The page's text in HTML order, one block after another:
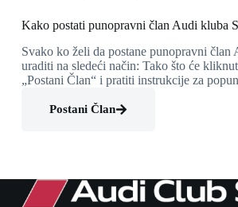
Kako postati punopravni član Audi kluba
Svako ko želi da postane punopravni član
uraditi na sledeći način: Tako što će
„Postani Član“ i pratiti instrukcije za
Postani Član